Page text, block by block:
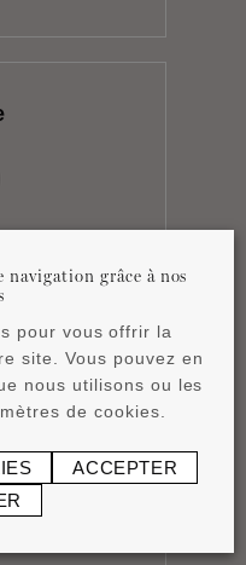
navigation grâce à nos
pour vous offrir la
site. Vous pouvez en
nous utilisons ou les
de cookies.
ACCEPTER